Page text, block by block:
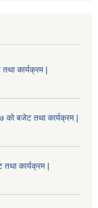
कार्यक्रम |
को बजेट तथा कार्यक्रम |
कार्यक्रम |